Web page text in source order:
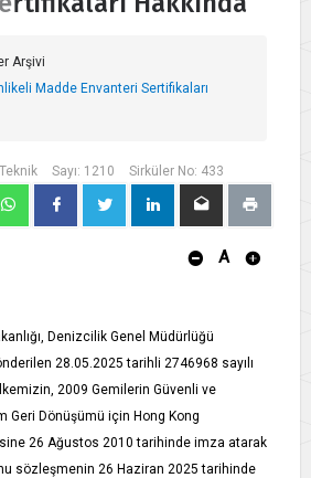
Arşivi
Madde Envanteri Sertifikaları
Sayı: 1210 Sirküler No: 433
A
Denizcilik Genel Müdürlüğü
28.05.2025 tarihli 2746968 sayılı
2009 Gemilerin Güvenli ve
Geri Dönüşümü için Hong Kong
26 Ağustos 2010 tarihinde imza atarak
sözleşmenin 26 Haziran 2025 tarihinde